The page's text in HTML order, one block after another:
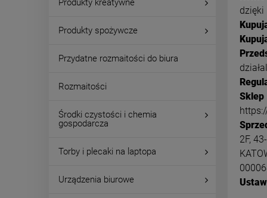
Produkty kreatywne
Produkty spożywcze
Przydatne rozmaitości do biura
Rozmaitości
Środki czystości i chemia
gospodarcza
Torby i plecaki na laptopa
Urządzenia biurowe
dzięki
Sklep
2F,